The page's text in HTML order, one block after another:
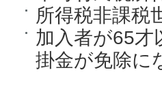
所得税非課税
加入者が65才
掛金が免除に